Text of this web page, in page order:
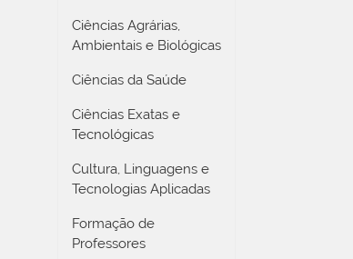
Ciências Agrárias,
Ambientais e Biológicas
Ciências da Saúde
Ciências Exatas e
Tecnológicas
Cultura, Linguagens e
Tecnologias Aplicadas
Formação de
Professores